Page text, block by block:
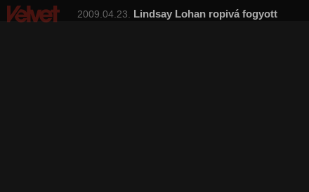
Lindsay Lohan ropivá fogyott
2009.04.23.